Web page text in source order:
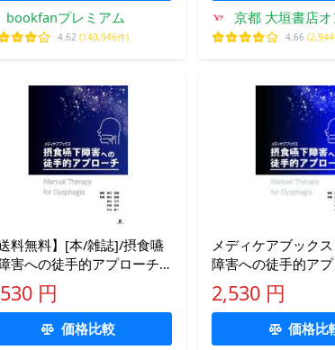
bookfanプレミアム
4.62 (140,946件)
京都 大垣書店
4.66
送料無料】[本/雑誌]/摂食嚥
害への徒手的アプローチ
ディケアブックス)/樋口直
集 樋口直樹/〔ほか〕執筆
円
価格比較
メディケアブックス 摂食嚥下
障害への徒手的ア
2,530 円
価格比